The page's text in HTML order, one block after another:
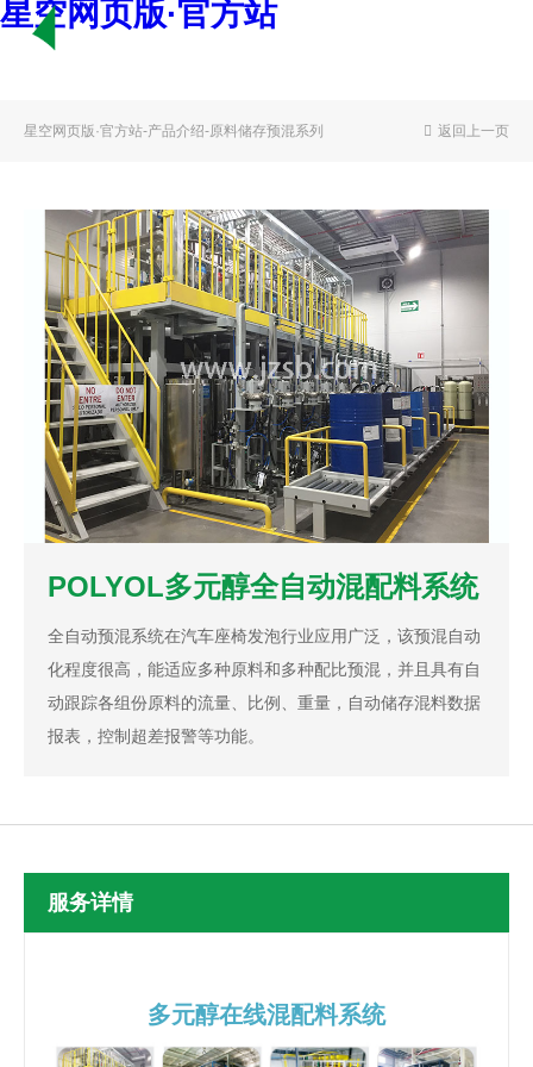
星空网页版·官方站
产品介绍
产品手册下载
新闻资讯
服务支持
星空网页版·官方站-星空（中国）
星空网页版·官方站-产品介绍-原料储存预混系列 返回上一页
POLYOL多元醇全自动混配料系统
全自动预混系统在汽车座椅发泡行业应用广泛，该预混自动
化程度很高，能适应多种原料和多种配比预混，并且具有自
动跟踪各组份原料的流量、比例、重量，自动储存混料数据
报表，控制超差报警等功能。
服务详情
多元醇在线混配料系统